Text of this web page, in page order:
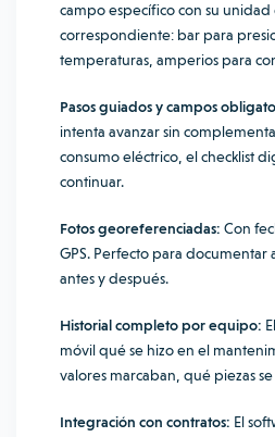
campo específico con su
correspondiente: bar para
temperaturas, amperios para
Pasos guiados y campos
intenta avanzar sin
consumo eléctrico, el checklist
continuar.
Fotos georeferenciadas: Con
GPS. Perfecto para documentar
antes y después.
Historial completo por equipo:
móvil qué se hizo en el
valores marcaban, qué piezas
Integración con contratos: El